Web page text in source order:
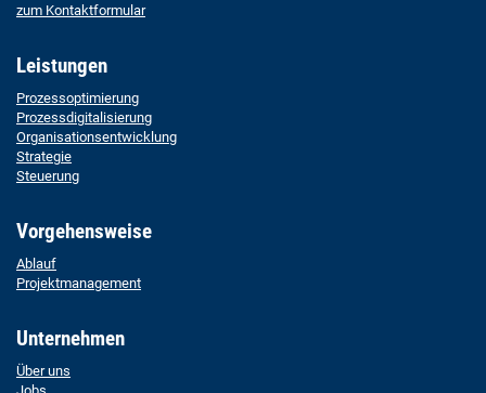
zum Kontaktformular
Leistungen
Prozessoptimierung
Prozessdigitalisierung
Organisationsentwicklung
Strategie
Steuerung
Vorgehensweise
Ablauf
Projektmanagement
Unternehmen
Über uns